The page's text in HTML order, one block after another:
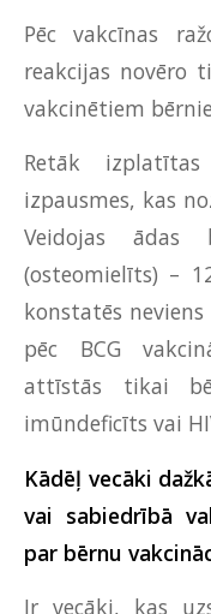
Pēc vakcīnas
reakcijas novēro
vakcinētiem
Retāk
izpausmes, kas
Veidojas ādas
(osteomielīts) –
konstatēs
pēc BCG
attīstās tikai
imūndeficīts vai
Kādēļ vecāki
vai sabiedrībā
par bērnu
Ir vecāki, kas